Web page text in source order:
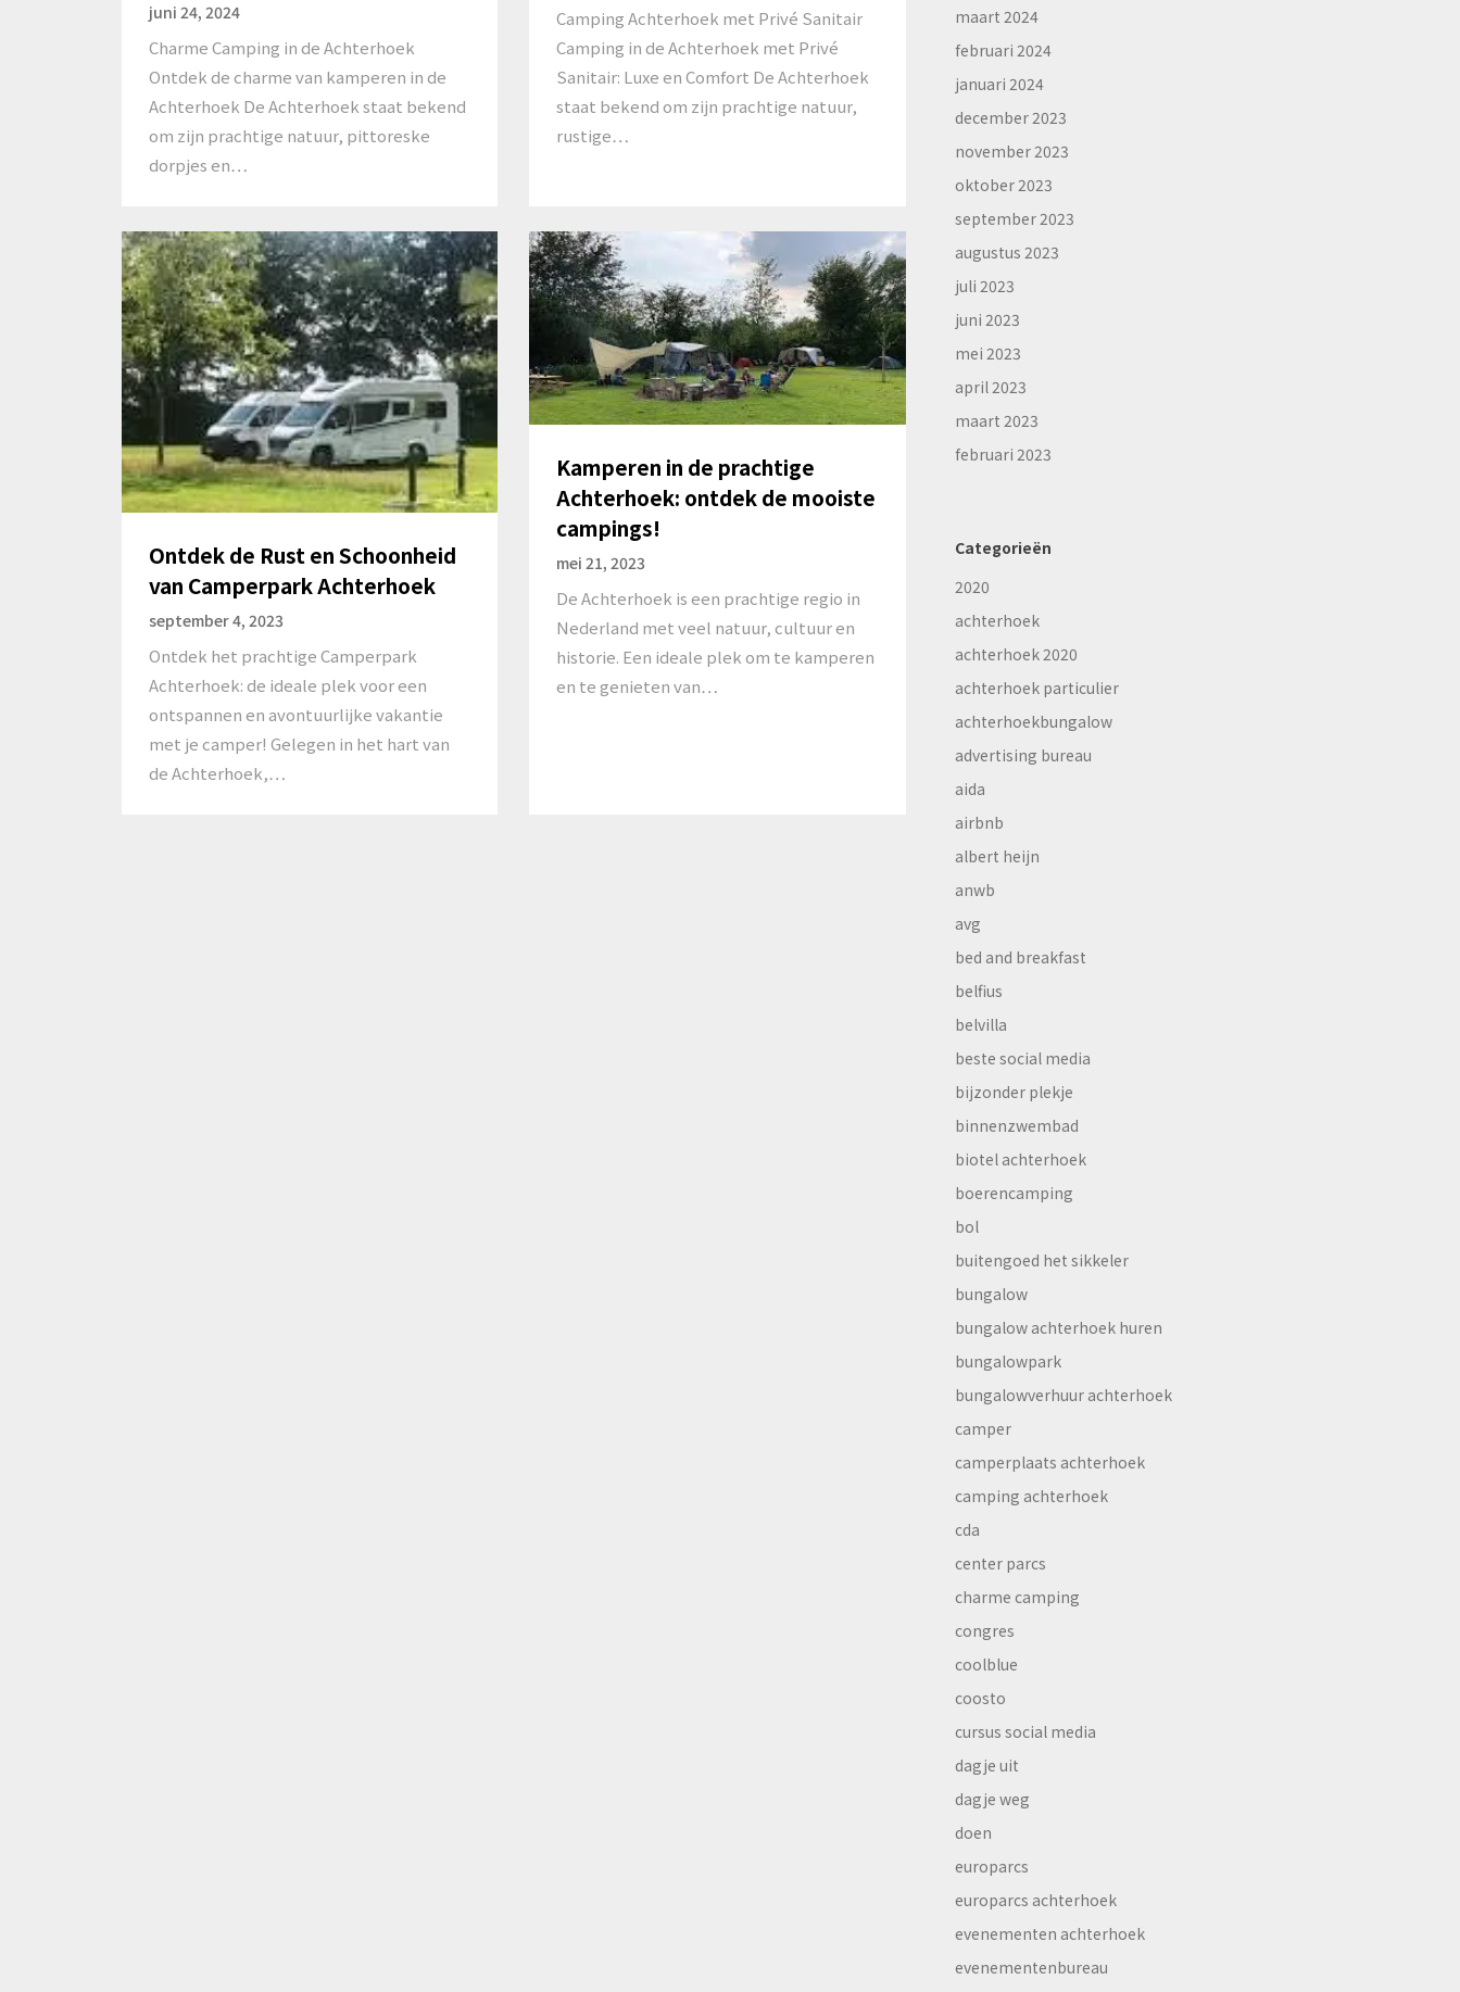
juni 24, 2024
Charme Camping in de Achterhoek
Ontdek de charme van kamperen in de
Achterhoek De Achterhoek staat bekend
om zijn prachtige natuur, pittoreske
dorpjes en…
Camping Achterhoek met Privé Sanitair
Camping in de Achterhoek met Privé
Sanitair: Luxe en Comfort De Achterhoek
staat bekend om zijn prachtige natuur,
rustige…
Ontdek de Rust en Schoonheid
van Camperpark Achterhoek
september 4, 2023
Ontdek het prachtige Camperpark
Achterhoek: de ideale plek voor een
ontspannen en avontuurlijke vakantie
met je camper! Gelegen in het hart van
de Achterhoek,…
Kamperen in de prachtige
Achterhoek: ontdek de mooiste
campings!
mei 21, 2023
De Achterhoek is een prachtige regio in
Nederland met veel natuur, cultuur en
historie. Een ideale plek om te kamperen
en te genieten van…
maart 2024
februari 2024
januari 2024
december 2023
november 2023
oktober 2023
september 2023
augustus 2023
juli 2023
juni 2023
mei 2023
april 2023
maart 2023
februari 2023
Categorieën
2020
achterhoek
achterhoek 2020
achterhoek particulier
achterhoekbungalow
advertising bureau
aida
airbnb
albert heijn
anwb
avg
bed and breakfast
belfius
belvilla
beste social media
bijzonder plekje
binnenzwembad
biotel achterhoek
boerencamping
bol
buitengoed het sikkeler
bungalow
bungalow achterhoek huren
bungalowpark
bungalowverhuur achterhoek
camper
camperplaats achterhoek
camping achterhoek
cda
center parcs
charme camping
congres
coolblue
coosto
cursus social media
dagje uit
dagje weg
doen
europarcs
europarcs achterhoek
evenementen achterhoek
evenementenbureau